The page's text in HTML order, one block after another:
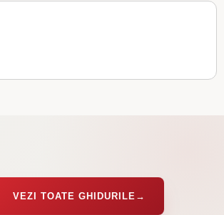
VEZI TOATE GHIDURILE →